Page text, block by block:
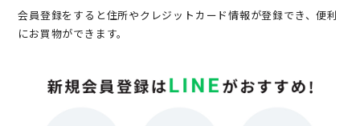
会員登録をすると住所やクレジットカード情報が登録でき、便利
にお買物ができます。